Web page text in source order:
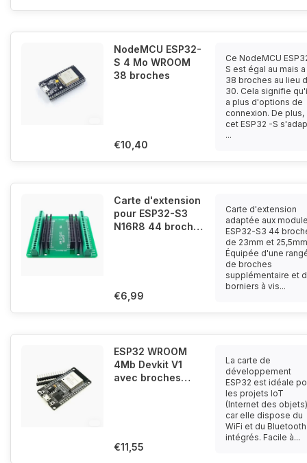
NodeMCU ESP32-
S 4 Mo WROOM
38 broches
€10,40
Ce NodeMCU
S est égal au mais a
38 broches au lieu
30. Cela signifie
a plus d'options de
connexion. De plus,
cet ESP32 -S
...
Carte d'extension
pour ESP32-S3
N16R8 44 broches
€6,99
Carte d'extension
adaptée aux
ESP32-S3 44
de 23mm et
Équipée d'une
de broches
supplémentaire et
borniers à vis...
ESP32 WROOM
4Mb Devkit V1
avec broches
€11,55
La carte de
développement
ESP32 est idéale
les projets IoT
(Internet des objets)
car elle dispose du
WiFi et du Bluetooth
intégrés. Facile à...